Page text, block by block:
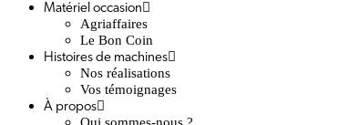
Matériel occasion
Agriaffaires
Le Bon Coin
Histoires de machines
Nos réalisations
Vos témoignages
À propos